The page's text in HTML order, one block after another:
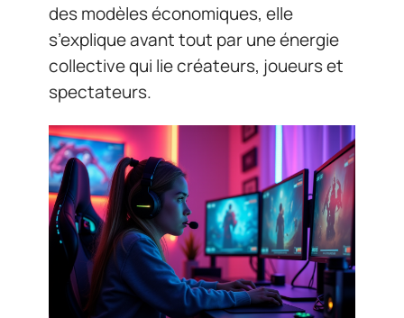
des modèles économiques, elle
s’explique avant tout par une énergie
collective qui lie créateurs, joueurs et
spectateurs.